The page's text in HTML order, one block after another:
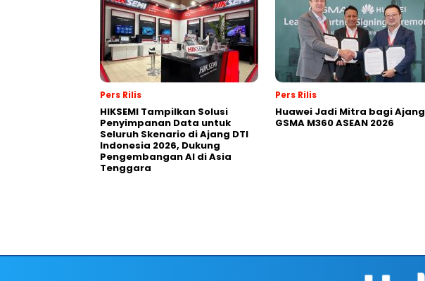
Pers Rilis
HIKSEMI Tampilkan Solusi
Penyimpanan Data untuk
Seluruh Skenario di Ajang DTI
Indonesia 2026, Dukung
Pengembangan AI di Asia
Tenggara
Pers Rilis
Huawei Jadi Mitra bagi Ajang
GSMA M360 ASEAN 2026